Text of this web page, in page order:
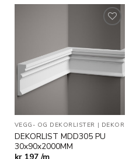
i
ønskeliste
VEGG- OG DEKORLISTER | DEKOR
DEKORLIST MDD305 PU
30x90x2000MM